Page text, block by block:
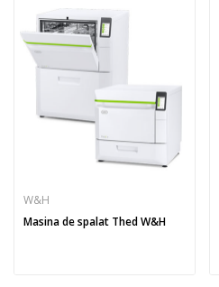
W&H
Masina de spalat Thed W&H